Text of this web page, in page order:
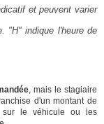
et peuvent varier
"H" indique l'heure de
, mais le stagiaire
d'un montant de
sur le véhicule ou les